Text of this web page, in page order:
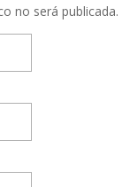
no será publicada.